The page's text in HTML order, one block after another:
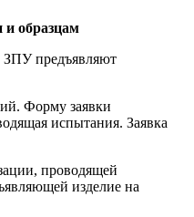
и образцам
ЗПУ предъявляют
Форму заявки
испытания. Заявка
проводящей
изделие на